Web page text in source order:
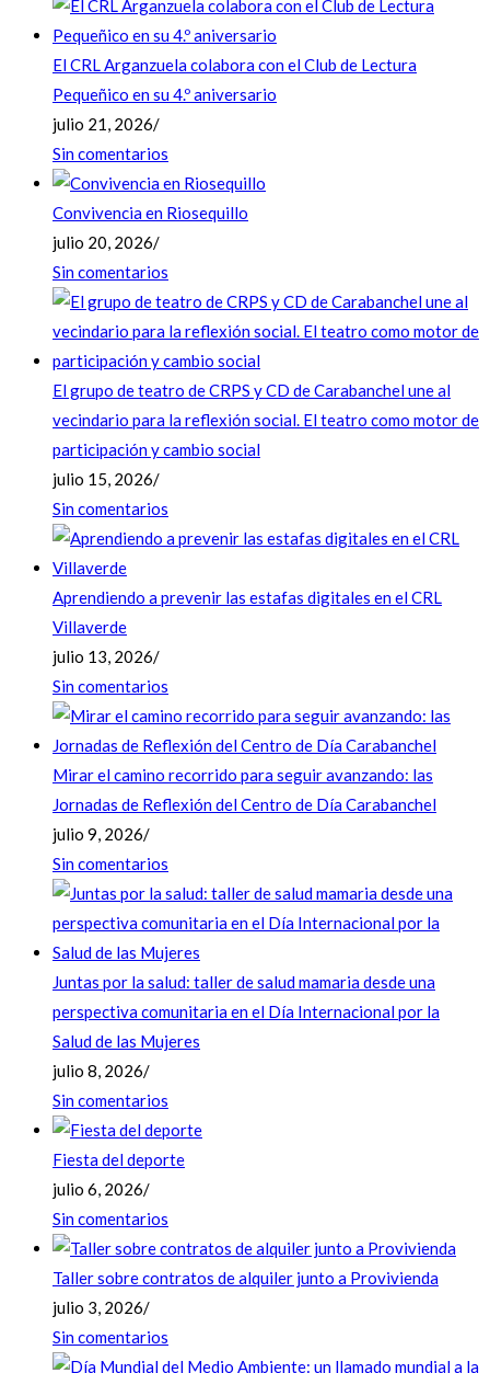
El CRL Arganzuela colabora con el Club de Lectura
Pequeñico en su 4.º aniversario
julio 21, 2026/
Sin comentarios
Convivencia en Riosequillo
julio 20, 2026/
Sin comentarios
El grupo de teatro de CRPS y CD de Carabanchel une al
vecindario para la reflexión social. El teatro como motor de
participación y cambio social
julio 15, 2026/
Sin comentarios
Aprendiendo a prevenir las estafas digitales en el CRL
Villaverde
julio 13, 2026/
Sin comentarios
Mirar el camino recorrido para seguir avanzando: las
Jornadas de Reflexión del Centro de Día Carabanchel
julio 9, 2026/
Sin comentarios
Juntas por la salud: taller de salud mamaria desde una
perspectiva comunitaria en el Día Internacional por la
Salud de las Mujeres
julio 8, 2026/
Sin comentarios
Fiesta del deporte
julio 6, 2026/
Sin comentarios
Taller sobre contratos de alquiler junto a Provivienda
julio 3, 2026/
Sin comentarios